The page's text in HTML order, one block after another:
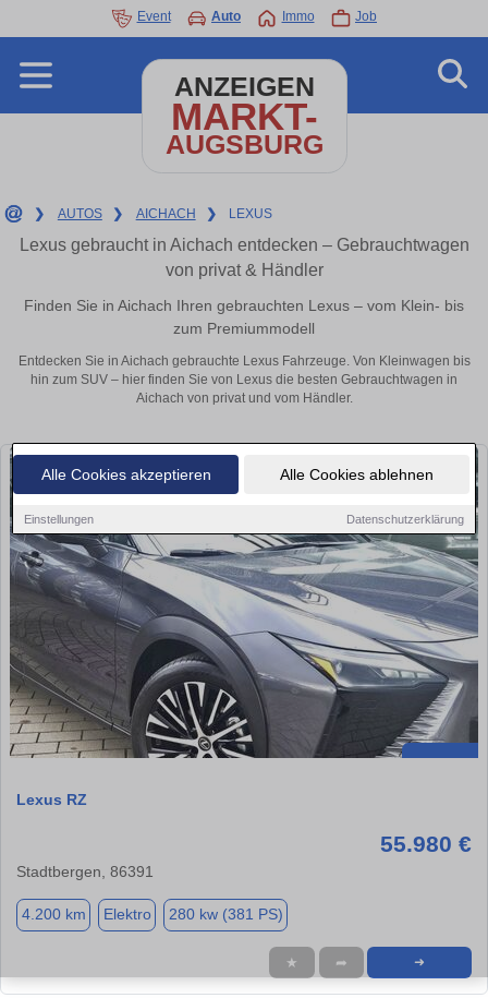
Alle Cookies akzeptieren Alle Cookies ablehnen
Einstellungen Datenschutzerklärung
Event Auto Immo Job
ANZEIGEN
MARKT-
AUGSBURG
❯ AUTOS ❯ AICHACH ❯ LEXUS
Lexus gebraucht in Aichach entdecken – Gebrauchtwagen
von privat & Händler
Finden Sie in Aichach Ihren gebrauchten Lexus – vom Klein- bis
zum Premiummodell
Entdecken Sie in Aichach gebrauchte Lexus Fahrzeuge. Von Kleinwagen bis
hin zum SUV – hier finden Sie von Lexus die besten Gebrauchtwagen in
Aichach von privat und vom Händler.
Lexus RZ
55.980 €
Stadtbergen, 86391
4.200 km Elektro 280 kw (381 PS)
★ ➦ ➜